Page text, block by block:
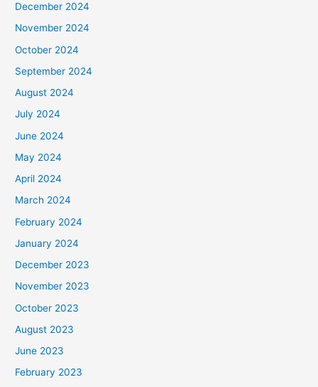
December 2024
November 2024
October 2024
September 2024
August 2024
July 2024
June 2024
May 2024
April 2024
March 2024
February 2024
January 2024
December 2023
November 2023
October 2023
August 2023
June 2023
February 2023